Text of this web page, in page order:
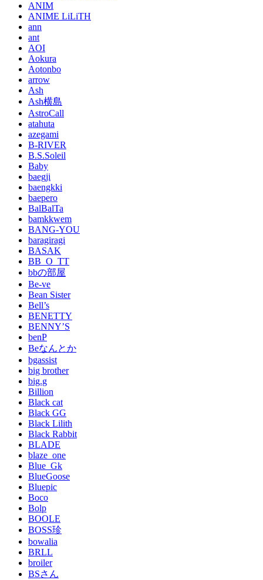
ANIM
ANIME LiLiTH
ann
ant
AOI
Aokura
Aotonbo
arrow
Ash
Ash横島
AstroCall
atahuta
azegami
B-RIVER
B.S.Soleil
Baby
baegji
baengkki
baepero
BalBalTa
bamkkwem
BANG-YOU
baragiragi
BASAK
BB_O_TT
bbの部屋
Be-ve
Bean Sister
Bell’s
BENETTY
BENNY’S
benP
Beなんとか
bgassist
big brother
big.g
Billion
Black cat
Black GG
Black Lilith
Black Rabbit
BLADE
blaze_one
Blue_Gk
BlueGoose
Bluepic
Boco
Bolp
BOOLE
BOSS珍
bowalia
BRLL
broiler
BSさん